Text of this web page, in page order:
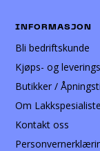
INFORMASJON
Bli bedriftskunde
Kjøps- og
Butikker /
Om
Kontakt oss